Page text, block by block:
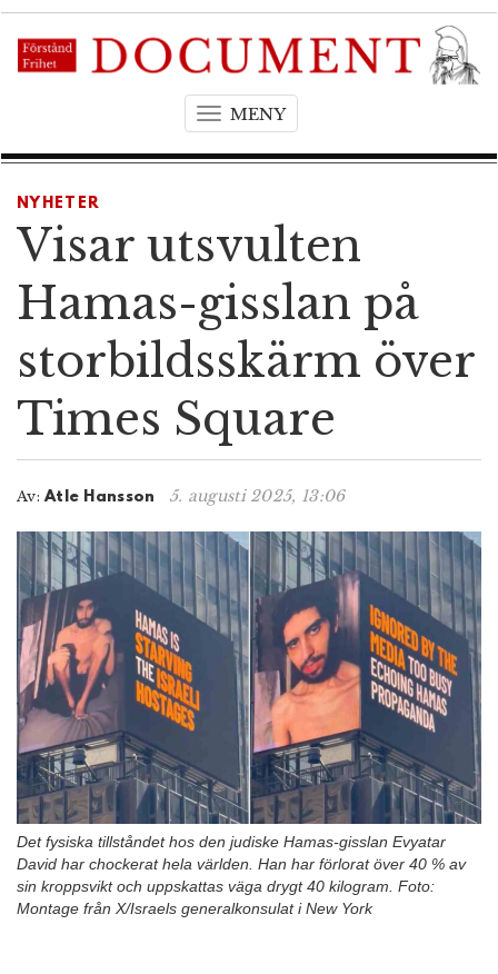
MENYT
g
n
i
g
a
t
i
o
NYHETER
Visar utsvulten
Hamas-gisslan på
storbildsskärm över
Times Square
Av: Atle Hansson 5. augusti 2025, 13:06
Det fysiska tillståndet hos den judiske Hamas-gisslan Evyatar
David har chockerat hela världen. Han har förlorat över 40 % av
sin kroppsvikt och uppskattas väga drygt 40 kilogram. Foto:
Montage från X/Israels generalkonsulat i New York